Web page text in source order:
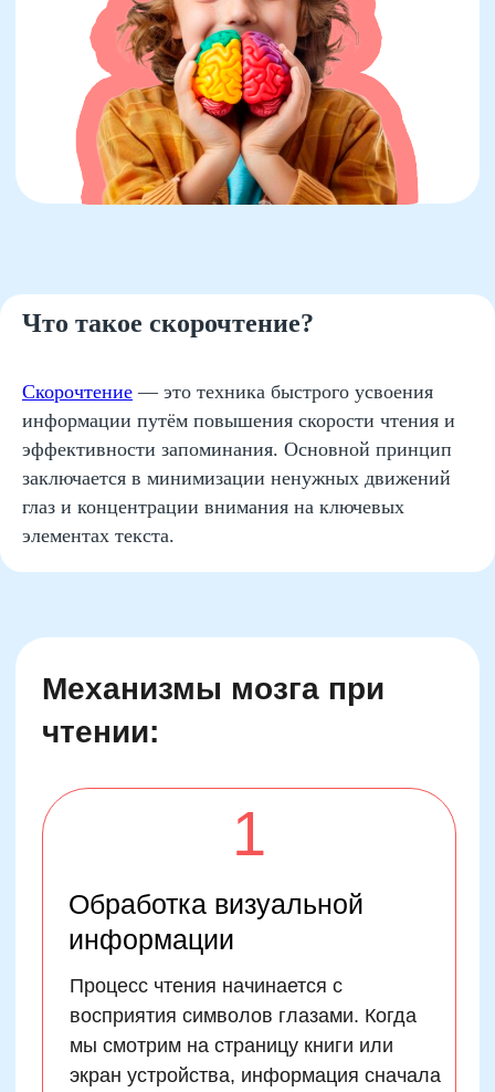
Что такое скорочтение?
Скорочтение — это техника быстрого усвоения
информации путём повышения скорости чтения и
эффективности запоминания. Основной принцип
заключается в минимизации ненужных движений
глаз и концентрации внимания на ключевых
элементах текста.
Процесс чтения начинается с
восприятия символов глазами. Когда
мы смотрим на страницу книги или
доле. Здесь буквы преобразуются в
дальше для дальнейшей обработки.
Обработка визуальной
информации
1
височной доле левого полушария.
значение каждого слова и
2
Понимание смысла текста требует
интеграции всех компонентов:
фонологической обработки звуков речи,
Понимание смысла
3